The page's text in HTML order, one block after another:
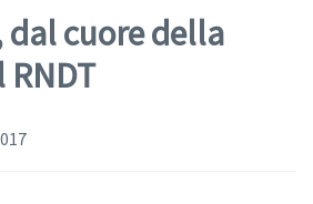
finestra)
dal cuore della